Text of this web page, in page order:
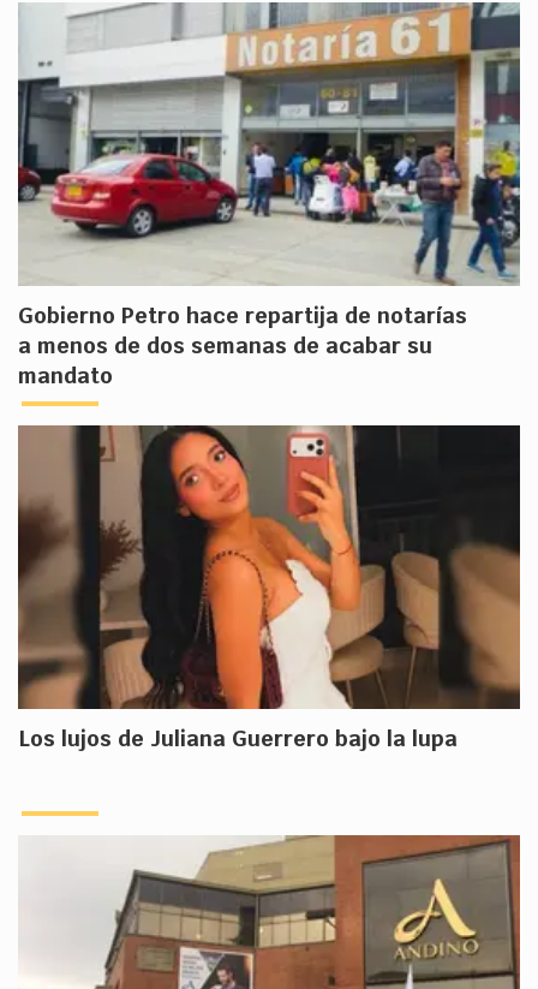
Gobierno Petro hace repartija de notarías
a menos de dos semanas de acabar su
mandato
Los lujos de Juliana Guerrero bajo la lupa